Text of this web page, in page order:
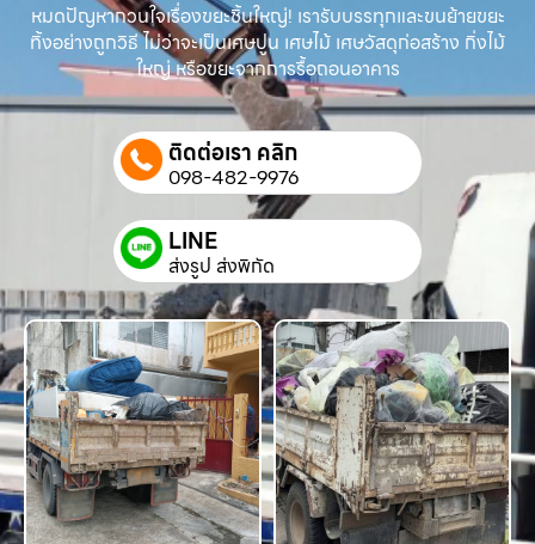
หมดปัญหากวนใจเรื่องขยะชิ้นใหญ่! เรารับบรรทุกและขนย้ายขยะ
ทิ้งอย่างถูกวิธี ไม่ว่าจะเป็นเศษปูน เศษไม้ เศษวัสดุก่อสร้าง กิ่งไม้
ใหญ่ หรือขยะจากการรื้อถอนอาคาร
ติดต่อเรา คลิก
098-482-9976
LINE
ส่งรูป ส่งพิกัด